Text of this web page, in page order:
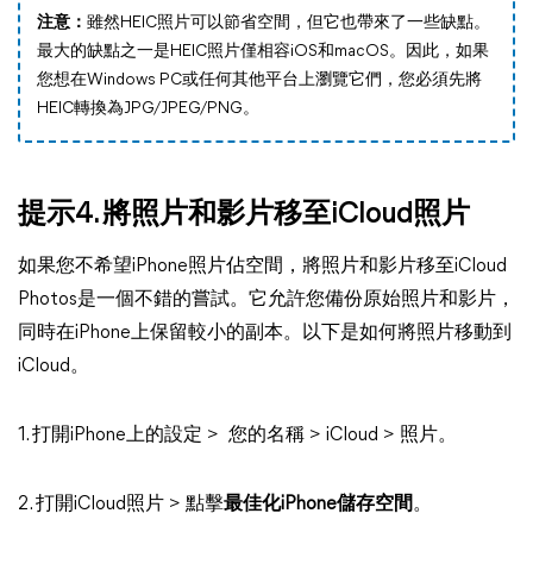
注意： 雖然HEIC照片可以節省空間，但它也帶來了一些缺點。
最大的缺點之一是HEIC照片僅相容iOS和macOS。因此，如果
您想在Windows PC或任何其他平台上瀏覽它們，您必須先將
HEIC轉換為JPG/JPEG/PNG。
提示4. 將照片和影片移至iCloud照片
如果您不希望iPhone照片佔空間，將照片和影片移至iCloud
Photos是一個不錯的嘗試。它允許您備份原始照片和影片，
同時在iPhone上保留較小的副本。以下是如何將照片移動到
iCloud。
1. 打開iPhone上的設定 > 您的名稱 > iCloud > 照片。
2. 打開iCloud照片 > 點擊最佳化iPhone儲存空間。